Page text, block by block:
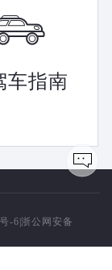
车指南
-6 |浙公网安备